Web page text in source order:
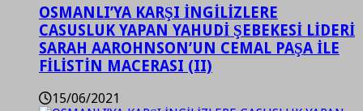
OSMANLI’YA KARŞI İNGİLİZLERE
CASUSLUK YAPAN YAHUDİ ŞEBEKESİ LİDERİ
SARAH AAROHNSON’UN CEMAL PAŞA İLE
FİLİSTİN MACERASI (II)
15/06/2021